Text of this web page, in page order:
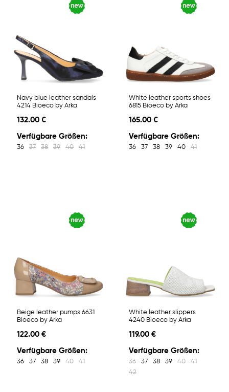
Navy blue leather sandals
4214 Bioeco by Arka
132.00 €
Verfügbare Größen:
36 37 38 39 40 41
White leather sports shoes
6815 Bioeco by Arka
165.00 €
Verfügbare Größen:
36 37 38 39 40 41
Beige leather pumps 6631
Bioeco by Arka
122.00 €
Verfügbare Größen:
36 37 38 39 40 41
White leather slippers
4240 Bioeco by Arka
119.00 €
Verfügbare Größen:
36 37 38 39 40
41
42